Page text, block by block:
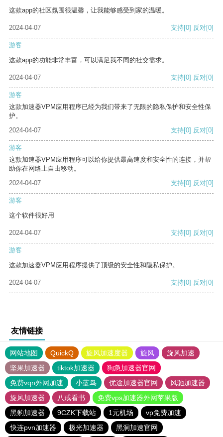
这款app的社区氛围很温馨，让我能够感受到家的温暖。
2024-04-07 支持[0] 反对[0]
游客
这款app的功能非常丰富，可以满足我不同的社交需求。
2024-04-07 支持[0] 反对[0]
游客
这款加速器VPM应用程序已经为我们带来了无限的隐私保护和安全性保
护。
2024-04-07
支持[0] 反对[0]
游客
这款加速器VPM应用程序可以给你提供最高速度和安全性的连接，并帮
助你在网络上自由移动。
2024-04-07
支持[0] 反对[0]
游客
这个软件很好用
2024-04-07 支持[0] 反对[0]
游客
这款加速器VPM应用程序提供了顶级的安全性和隐私保护。
2024-04-07 支持[0] 反对[0]
友情链接
网站地图 QuickQ 旋风加速度器 旋风
旋风加速
坚果加速器
tiktok加速器
狗急加速器官网
免费vqn外网加速
小蓝鸟 优途加速器官网
风驰加速器
旋风加速器
八戒看书
免费vps加速器外网苹果版
黑豹加速器
9CZK下载站 1元机场
vp免费加速
快连pvn加速器
极光加速器 黑洞加速官网